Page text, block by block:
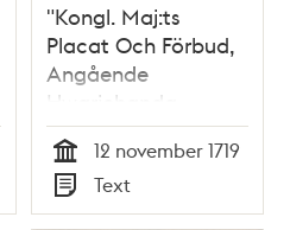
"Kongl. Maj:ts
Placat Och Förbud,
Angående
Hwarjehanda
otilbörligt Spel och
Dobbel på Källare
och Caffee Hus, så
wäl som hemma i
Tid
12 november 1719
Typ
Text